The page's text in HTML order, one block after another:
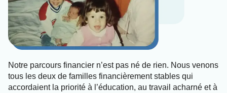
Notre parcours financier n’est pas né de rien. Nous venons
tous les deux de familles financièrement stables qui
accordaient la priorité à l’éducation, au travail acharné et à